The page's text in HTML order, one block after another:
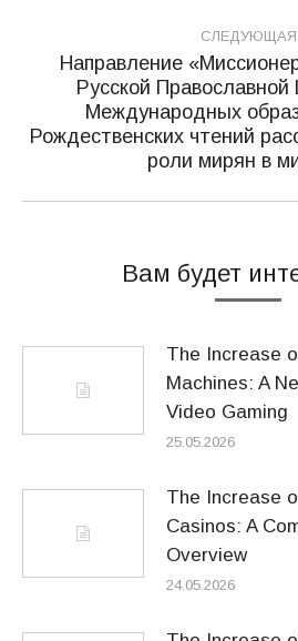
СЛЕДУЮЩАЯ
Направление
Русской Православной
Международных
Рождественских чтений
роли мирян в
Вам будет
The Increase
Machines: A
Video Gaming
25.05.2026
The Increase
Casinos: A
Overview
24.05.2026